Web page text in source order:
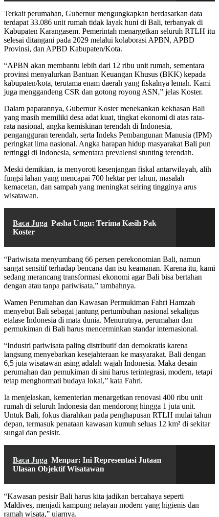
Terkait perumahan, Gubernur mengungkapkan berdasarkan data
terdapat 33.086 unit rumah tidak layak huni di Bali, terbanyak di
Kabupaten Karangasem. Pemerintah menargetkan seluruh RTLH itu
selesai ditangani pada 2029 melalui kolaborasi APBN, APBD
Provinsi, dan APBD Kabupaten/Kota.
“APBN akan membantu lebih dari 12 ribu unit rumah, sementara
provinsi menyalurkan Bantuan Keuangan Khusus (BKK) kepada
kabupaten/kota, terutama enam daerah yang fiskalnya lemah. Kami
juga menggandeng CSR dan gotong royong ASN,” jelas Koster.
Dalam paparannya, Gubernur Koster menekankan kekhasan Bali
yang masih memiliki desa adat kuat, tingkat ekonomi di atas rata-
rata nasional, angka kemiskinan terendah di Indonesia,
pengangguran terendah, serta Indeks Pembangunan Manusia (IPM)
peringkat lima nasional. Angka harapan hidup masyarakat Bali pun
tertinggi di Indonesia, sementara prevalensi stunting terendah.
Meski demikian, ia menyoroti kesenjangan fiskal antarwilayah, alih
fungsi lahan yang mencapai 700 hektar per tahun, masalah
kemacetan, dan sampah yang meningkat seiring tingginya arus
wisatawan.
Baca Juga Pasha Ungu: Terima Kasih Pak
Koster
“Pariwisata menyumbang 66 persen perekonomian Bali, namun
sangat sensitif terhadap bencana dan isu keamanan. Karena itu, kami
sedang merancang transformasi ekonomi agar Bali bisa bertahan
dengan atau tanpa pariwisata,” tambahnya.
Wamen Perumahan dan Kawasan Permukiman Fahri Hamzah
menyebut Bali sebagai jantung pertumbuhan nasional sekaligus
etalase Indonesia di mata dunia. Menurutnya, perumahan dan
permukiman di Bali harus mencerminkan standar internasional.
“Industri pariwisata paling distributif dan demokratis karena
langsung menyebarkan kesejahteraan ke masyarakat. Bali dengan
6,5 juta wisatawan asing adalah wajah Indonesia. Maka desain
perumahan dan pemukiman di sini harus terintegrasi, modern, tetapi
tetap menghormati budaya lokal,” kata Fahri.
Ia menjelaskan, kementerian menargetkan renovasi 400 ribu unit
rumah di seluruh Indonesia dan mendorong hingga 1 juta unit.
Untuk Bali, fokus diarahkan pada penghapusan RTLH mulai tahun
depan, termasuk penataan kawasan kumuh seluas 12 km² di sekitar
sungai dan pesisir.
Baca Juga Menpar: Ini Representasi Jutaan
Ulasan Objektif Wisatawan
“Kawasan pesisir Bali harus kita jadikan bercahaya seperti
Maldives, menjadi kampung nelayan modern yang higienis dan
ramah wisata,” ujarnya.